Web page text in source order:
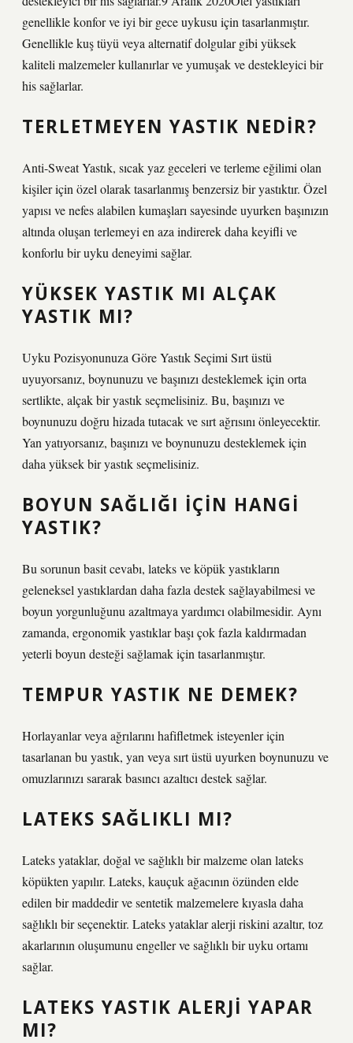
genellikle konfor ve iyi bir gece uykusu için tasarlanmıştır.
Genellikle kuş tüyü veya alternatif dolgular gibi yüksek
kaliteli malzemeler kullanırlar ve yumuşak ve destekleyici bir
his sağlarlar.
TERLETMEYEN YASTIK NEDIR?
Anti-Sweat Yastık, sıcak yaz geceleri ve terleme eğilimi olan
kişiler için özel olarak tasarlanmış benzersiz bir yastıktır. Özel
yapısı ve nefes alabilen kumaşları sayesinde uyurken başınızın
altında oluşan terlemeyi en aza indirerek daha keyifli ve
konforlu bir uyku deneyimi sağlar.
YÜKSEK YASTIK MI ALÇAK
YASTIK MI?
Uyku Pozisyonunuza Göre Yastık Seçimi Sırt üstü
uyuyorsanız, boynunuzu ve başınızı desteklemek için orta
sertlikte, alçak bir yastık seçmelisiniz. Bu, başınızı ve
boynunuzu doğru hizada tutacak ve sırt ağrısını önleyecektir.
Yan yatıyorsanız, başınızı ve boynunuzu desteklemek için
daha yüksek bir yastık seçmelisiniz.
BOYUN SAĞLIĞI IÇIN HANGI
YASTIK?
Bu sorunun basit cevabı, lateks ve köpük yastıkların
geleneksel yastıklardan daha fazla destek sağlayabilmesi ve
boyun yorgunluğunu azaltmaya yardımcı olabilmesidir. Aynı
zamanda, ergonomik yastıklar başı çok fazla kaldırmadan
yeterli boyun desteği sağlamak için tasarlanmıştır.
TEMPUR YASTIK NE DEMEK?
Horlayanlar veya ağrılarını hafifletmek isteyenler için
tasarlanan bu yastık, yan veya sırt üstü uyurken boynunuzu ve
omuzlarınızı sararak basıncı azaltıcı destek sağlar.
LATEKS SAĞLIKLI MI?
Lateks yataklar, doğal ve sağlıklı bir malzeme olan lateks
köpükten yapılır. Lateks, kauçuk ağacının özünden elde
edilen bir maddedir ve sentetik malzemelere kıyasla daha
sağlıklı bir seçenektir. Lateks yataklar alerji riskini azaltır, toz
akarlarının oluşumunu engeller ve sağlıklı bir uyku ortamı
sağlar.
LATEKS YASTIK ALERJI YAPAR
MI?